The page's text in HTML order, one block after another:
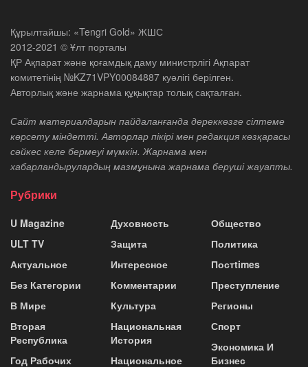
Құрылтайшы: «Tengri Gold» ЖШС
2012-2021 © Ұлт порталы
ҚР Ақпарат және қоғамдық даму министрлігі Ақпарат
комитетінің №KZ71VPY00084887 куәлігі берілген.
Авторлық және жарнама құқықтар толық сақталған.
Сайт материалдарын пайдаланғанда дереккөзге сілтеме
көрсету міндетті. Авторлар пікірі мен редакция көзқарасы
сәйкес келе бермеуі мүмкін. Жарнама мен
хабарландырулардың мазмұнына жарнама беруші жауапты.
Рубрики
U Magazine
ULT TV
Актуальное
Без Категории
В Мире
Вторая
Республика
Год Рабочих
Духовность
Защита
Интересное
Комментарии
Культура
Национальная
История
Национальное
Общество
Политика
Постtimes
Преступление
Регионы
Спорт
Экономика И
Бизнес